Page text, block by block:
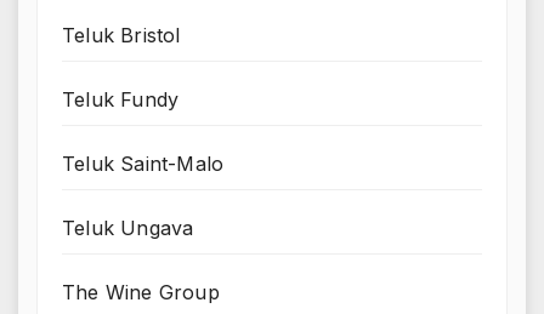
Teluk Bristol
Teluk Fundy
Teluk Saint-Malo
Teluk Ungava
The Wine Group